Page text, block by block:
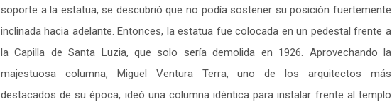
soporte a la estatua, se descubrió que no podía sostener su posición fuertemente
inclinada hacia adelante. Entonces, la estatua fue colocada en un pedestal frente a
la Capilla de Santa Luzia, que solo sería demolida en 1926. Aprovechando la
majestuosa columna, Miguel Ventura Terra, uno de los arquitectos más
destacados de su época, ideó una columna idéntica para instalar frente al templo